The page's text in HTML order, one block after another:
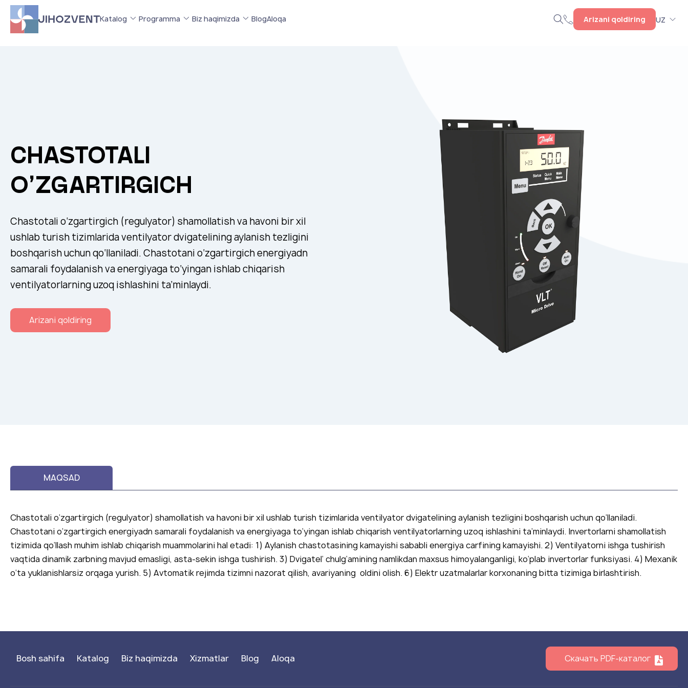
Katalog Programma Biz haqimizda BlogAloqa Arizani qoldiring UZ
CHASTOTALI
O’ZGARTIRGICH
Chastotali o‘zgartirgich (regulyator) shamollatish va havoni bir xil
ushlab turish tizimlarida ventilyator dvigatelining aylanish tezligini
boshqarish uchun qo‘llaniladi. Chastotani o‘zgartirgich energiyadn
samarali foydalanish va energiyaga to‘yingan ishlab chiqarish
ventilyatorlarning uzoq ishlashini ta’minlaydi.
Arizani qoldiring
MAQSAD
Chastotali o‘zgartirgich (regulyator) shamollatish va havoni bir xil ushlab turish tizimlarida ventilyator dvigatelining aylanish tezligini boshqarish uchun qo‘llaniladi.
Chastotani o‘zgartirgich energiyadn samarali foydalanish va energiyaga to‘yingan ishlab chiqarish ventilyatorlarning uzoq ishlashini ta’minlaydi. Invertorlarni shamollatish
tizimida qo‘llash muhim ishlab chiqarish muammolarini hal etadi: 1) Aylanish chastotasining kamayishi sababli energiya carfining kamayishi. 2) Ventilyatorni ishga tushirish
vaqtida dinamik zarbning mavjud emasligi, asta-sekin ishga tushirish. 3) Dvigatel’ chulg‘amining namlikdan maxsus himoyalanganligi, ko‘plab invertorlar funksiyasi. 4) Mexanik
o‘ta yuklanishlarsiz orqaga yurish. 5) Avtomatik rejimda tizimni nazorat qilish, avariyaning oldini olish. 6) Elektr uzatmalarlar korxonaning bitta tizimiga birlashtirish.
Bosh sahifa Katalog Biz haqimizda Xizmatlar Blog Aloqa Скачать PDF-каталог